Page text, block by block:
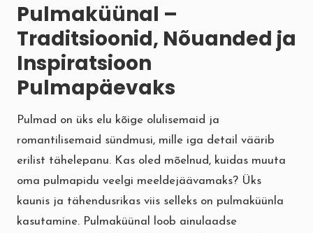
Pulmaküünal –
Traditsioonid, Nõuanded ja
Inspiratsioon
Pulmapäevaks
Pulmad on üks elu kõige olulisemaid ja
romantilisemaid sündmusi, mille iga detail väärib
erilist tähelepanu. Kas oled mõelnud, kuidas muuta
oma pulmapidu veelgi meeldejäävamaks? Üks
kaunis ja tähendusrikas viis selleks on pulmaküünla
kasutamine. Pulmaküünal loob ainulaadse